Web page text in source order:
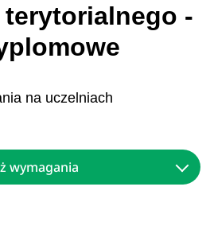
-
na uczelniach
wymagania